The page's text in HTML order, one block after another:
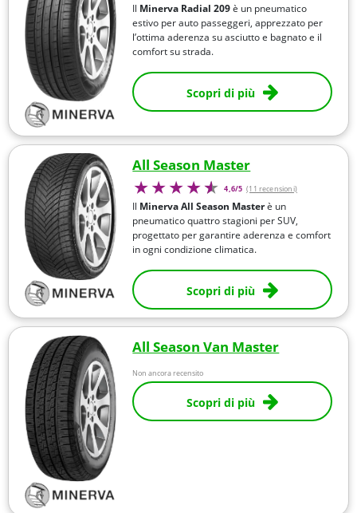
Il Minerva Radial 209è un pneumatico
estivo per auto passeggeri, apprezzato per
l’ottima aderenza su asciutto e bagnato e il
comfort su strada.
Scopri di più
All Season Master
4,6/5 (11 recensioni)
Il Minerva All Season Masterè un
pneumatico quattro stagioni per SUV,
progettato per garantire aderenza e comfort
in ogni condizione climatica.
Scopri di più
All Season Van Master
Non ancora recensito
Scopri di più